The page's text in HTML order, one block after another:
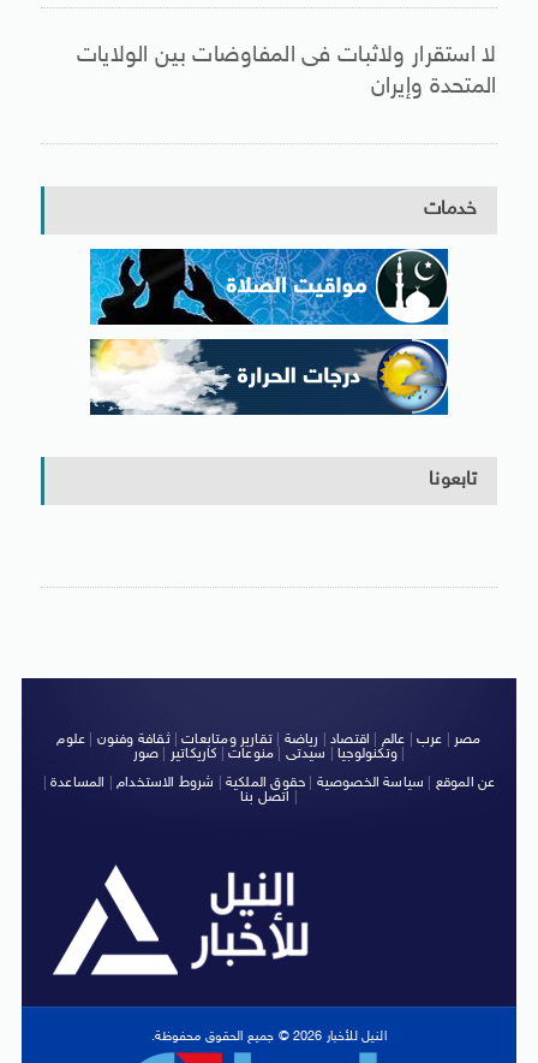
لا استقرار ولاثبات فى المفاوضات بين الولايات
المتحدة وإيران
خدمات
تابعونا
مصر عرب عالم اقتصاد رياضة |تقارير ومتابعات|ثقافة وفنون
علوم
وتكنولوجيا| سيدتى منوعات كاريكاتير صور
|
عن الموقع
سياسة الخصوصية حقوق الملكية شروط الاستخدام| المساعدة|
اتصل بنا
النيل للأخبار 2026 © جميع الحقوق محفوظة.